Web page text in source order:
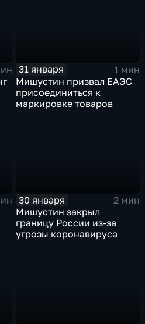
31 января
1 мин
Мишустин призвал ЕАЭС
присоединиться к
маркировке товаров
30 января
2 мин
Мишустин закрыл
границу России из-за
угрозы коронавируса